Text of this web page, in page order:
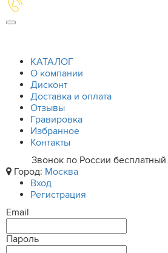
КАТАЛОГ
О компании
Дисконт
Доставка и оплата
Отзывы
Гравировка
Избранное
Контакты
Звонок по России бесплатный
Город: Москва
Вход
Регистрация
Email
Пароль